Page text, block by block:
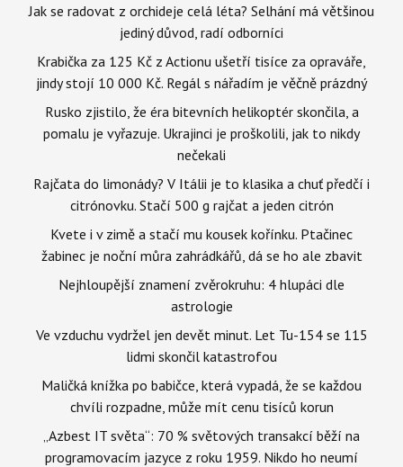
Jak se radovat z orchideje celá léta? Selhání má většinou
jediný důvod, radí odborníci
Krabička za 125 Kč z Actionu ušetří tisíce za opraváře,
jindy stojí 10 000 Kč. Regál s nářadím je věčně prázdný
Rusko zjistilo, že éra bitevních helikoptér skončila, a
pomalu je vyřazuje. Ukrajinci je proškolili, jak to nikdy
nečekali
Rajčata do limonády? V Itálii je to klasika a chuť předčí i
citrónovku. Stačí 500 g rajčat a jeden citrón
Kvete i v zimě a stačí mu kousek kořínku. Ptačinec
žabinec je noční můra zahrádkářů, dá se ho ale zbavit
Nejhloupější znamení zvěrokruhu: 4 hlupáci dle
astrologie
Ve vzduchu vydržel jen devět minut. Let Tu-154 se 115
lidmi skončil katastrofou
Maličká knížka po babičce, která vypadá, že se každou
chvíli rozpadne, může mít cenu tisíců korun
„Azbest IT světa“: 70 % světových transakcí běží na
programovacím jazyce z roku 1959. Nikdo ho neumí